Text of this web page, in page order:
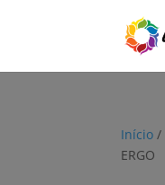
Início /
ERGO